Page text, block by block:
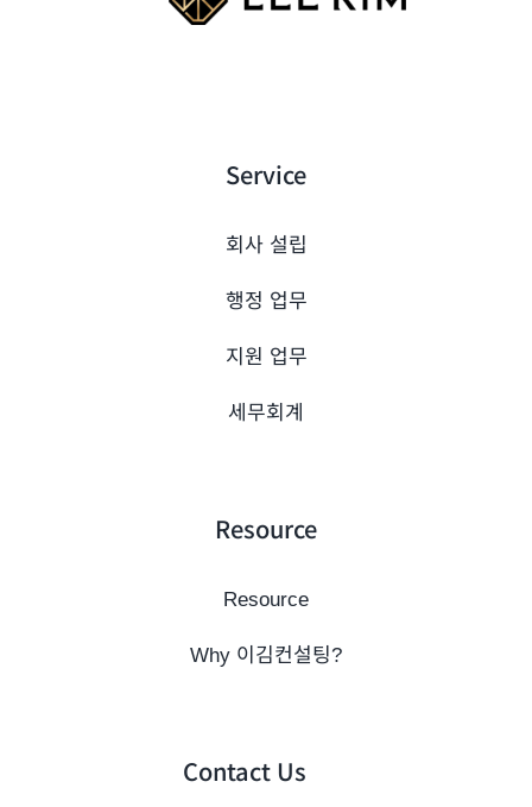
Service
회사 설립
행정 업무
지원 업무
세무회계
Resource
Resource
Why 이김컨설팅?
Contact Us